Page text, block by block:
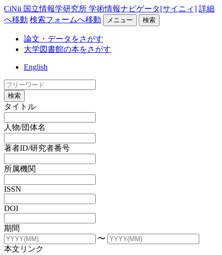
CiNii 国立情報学研究所 学術情報ナビゲータ[サイニィ] 詳細
へ移動 検索フォームへ移動 メニュー 検索
論文・データをさがす
大学図書館の本をさがす
English
検索
タイトル
人物/団体名
著者ID/研究者番号
所属機関
ISSN
DOI
期間
〜
本文リンク